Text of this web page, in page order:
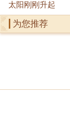
太阳刚刚升起
为您推荐